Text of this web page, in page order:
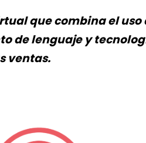
que combina el uso
de lenguaje y
ventas.